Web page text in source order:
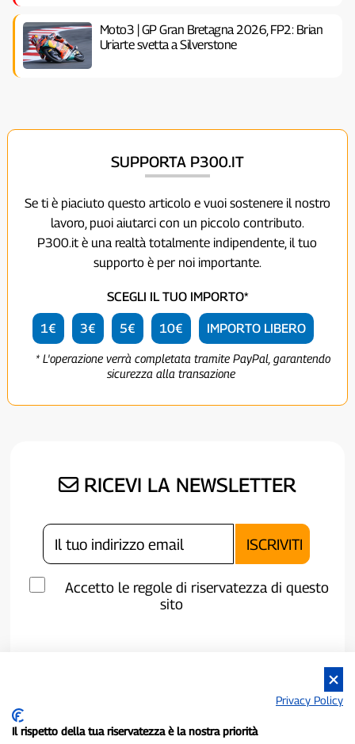
Moto3 | GP Gran Bretagna 2026, FP2: Brian
Uriarte svetta a Silverstone
SUPPORTA P300.IT
Se ti è piaciuto questo articolo e vuoi sostenere il nostro
lavoro, puoi aiutarci con un piccolo contributo.
P300.it è una realtà totalmente indipendente, il tuo
supporto è per noi importante.
SCEGLI IL TUO IMPORTO*
1€ 3€ 5€ 10€ IMPORTO LIBERO
* L'operazione verrà completata tramite PayPal, garantendo
sicurezza alla transazione
RICEVI LA NEWSLETTER
Accetto le regole di riservatezza di questo
sito
Privacy Policy
Il rispetto della tua riservatezza è la nostra priorità